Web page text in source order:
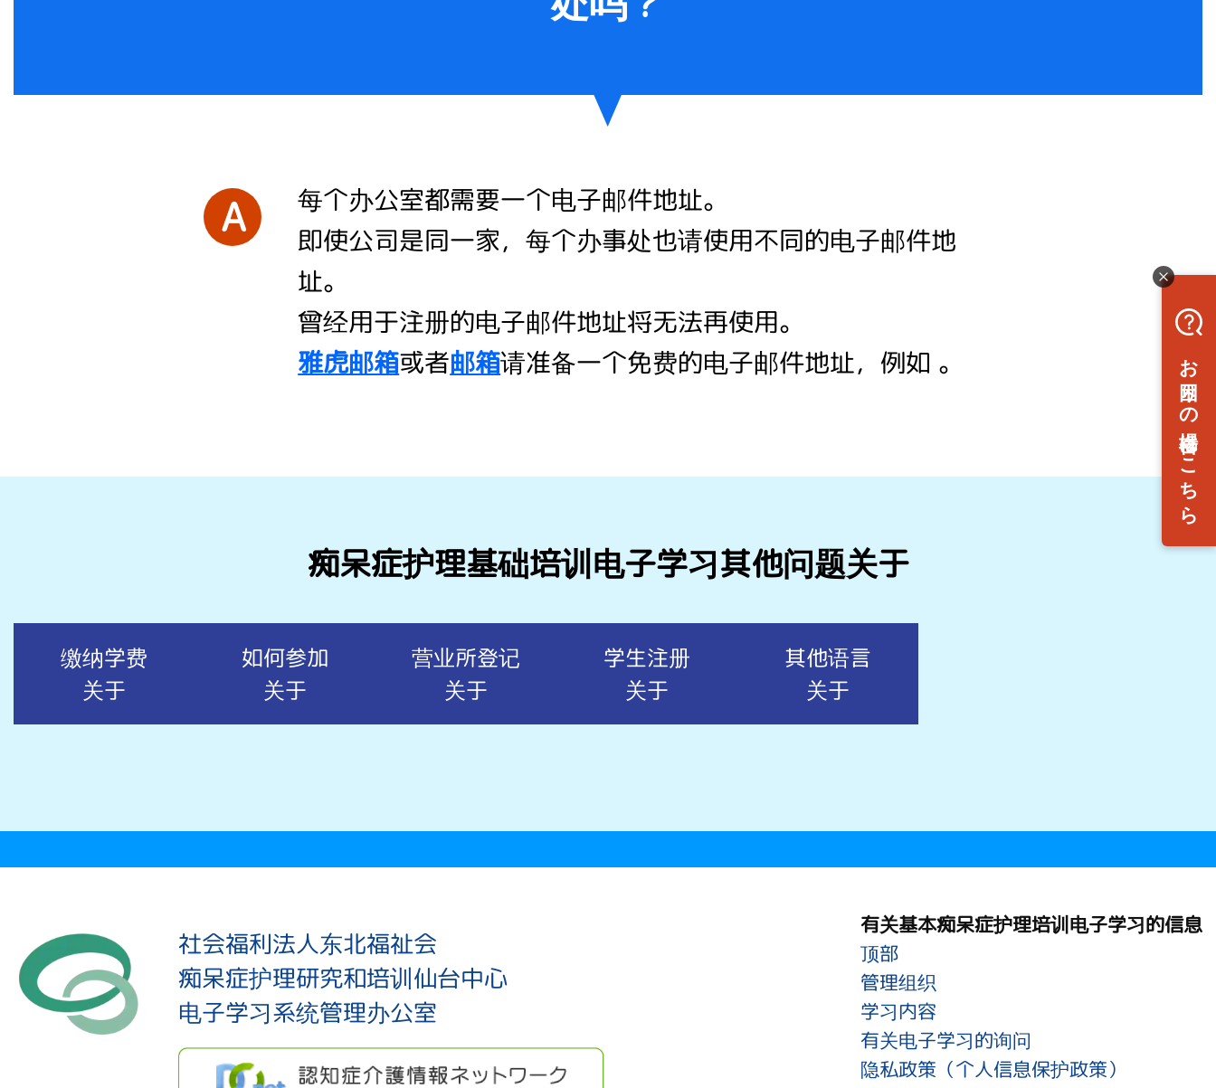
A
每个办公室都需要一个电子邮件地址。
即使公司是同一家，每个办事处也请使用不同的电子邮件地
址。
曾经用于注册的电子邮件地址将无法再使用。
雅虎邮箱或者邮箱请准备一个免费的电子邮件地址，例如 。
痴呆症护理基础培训电子学习其他问题关于
缴纳学费
关于
如何参加
关于
营业所登记
关于
学生注册
关于
其他语言
关于
社会福利法人东北福祉会
痴呆症护理研究和培训仙台中心
电子学习系统管理办公室
有关基本痴呆症护理培训电子学习的信息
顶部
管理组织
学习内容
有关电子学习的询问
隐私政策（个人信息保护政策）